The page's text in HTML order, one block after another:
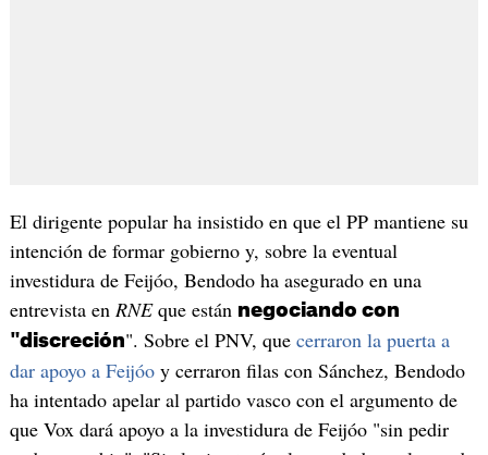
El dirigente popular ha insistido en que el PP mantiene su
intención de formar gobierno y, sobre la eventual
investidura de Feijóo, Bendodo ha asegurado en una
entrevista en RNEque están negociando con
"discreción". Sobre el PNV, que cerraron la puerta a
dar apoyo a Feijóoy cerraron filas con Sánchez, Bendodo
ha intentado apelar al partido vasco con el argumento de
que Vox dará apoyo a la investidura de Feijóo "sin pedir